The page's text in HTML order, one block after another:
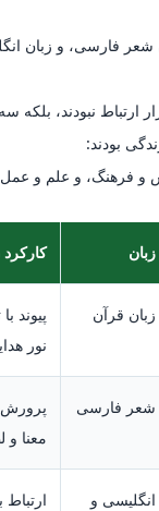
شعر فارسی، و زبان
ارتباط نبودند، بلکه
بودند:
و فرهنگ، و علم و
زبان
زبان قرآن
پیوند
نور
شعر فارسی
پرورش
معنا
انگلیسی و